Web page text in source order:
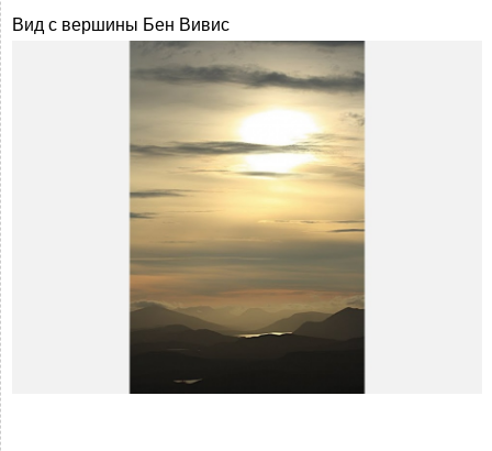
Вид с вершины Бен Вивис